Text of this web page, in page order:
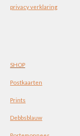
privacy verklaring
SHOP
Postkaarten
Prints
Debbsblauw